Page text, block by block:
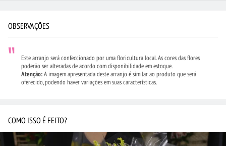
OBSERVAÇÕES
Este arranjo será confeccionado por uma floricultura local. As cores das flores
poderão ser alteradas de acordo com disponibilidade em estoque.
Atenção:A imagem apresentada deste arranjo é similar ao produto que será
oferecido, podendo haver variações em suas características.
COMO ISSO É FEITO?